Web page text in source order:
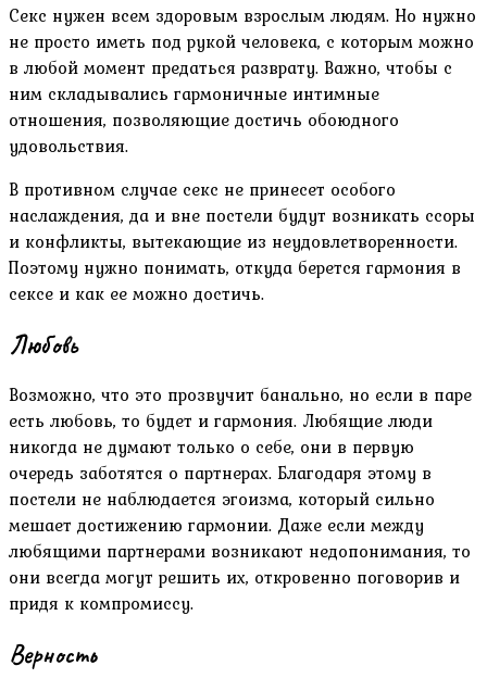
Секс нужен всем здоровым взрослым людям. Но нужно
не просто иметь под рукой человека, с которым можно
в любой момент предаться разврату. Важно, чтобы с
ним складывались гармоничные интимные
отношения, позволяющие достичь обоюдного
удовольствия.
В противном случае секс не принесет особого
наслаждения, да и вне постели будут возникать ссоры
и конфликты, вытекающие из неудовлетворенности.
Поэтому нужно понимать, откуда берется гармония в
сексе и как ее можно достичь.
Любовь
Возможно, что это прозвучит банально, но если в паре
есть любовь, то будет и гармония. Любящие люди
никогда не думают только о себе, они в первую
очередь заботятся о партнерах. Благодаря этому в
постели не наблюдается эгоизма, который сильно
мешает достижению гармонии. Даже если между
любящими партнерами возникают недопонимания, то
они всегда могут решить их, откровенно поговорив и
придя к компромиссу.
Верность